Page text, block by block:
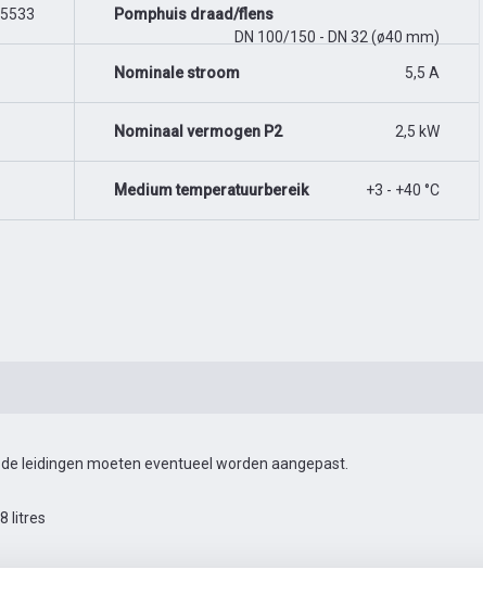
Pomphuis draad/flens
DN 100/150 - DN 32 (ø40 mm)
Nominale stroom 5,5 A
Nominaal vermogen P2 2,5 kW
Medium temperatuurbereik +3 - +40 °C
leidingen moeten eventueel worden aangepast.
litres